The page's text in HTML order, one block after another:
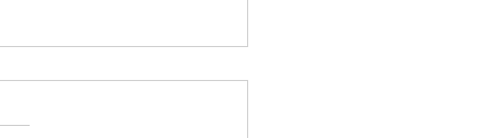
nous a quittés
apprenons que